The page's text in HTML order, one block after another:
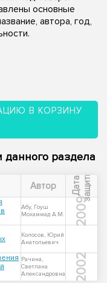
основные
автора, год,
В КОРЗИНУ
раздела
Автор Д
а
т
а
з
а
щ
и
т ы
Абу, Гоуш
Мохаммад А.М.
2009
Колосов, Юрий
Анатольевич
Рачина,
Светлана
Александровна
2002